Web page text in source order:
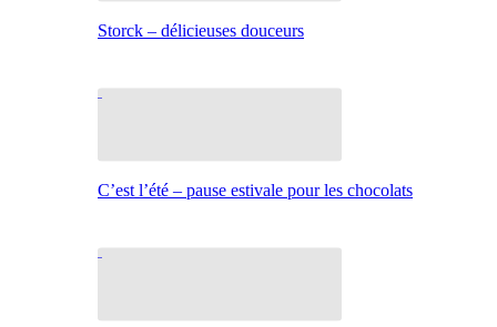
Storck – délicieuses douceurs
C’est l’été – pause estivale pour les chocolats